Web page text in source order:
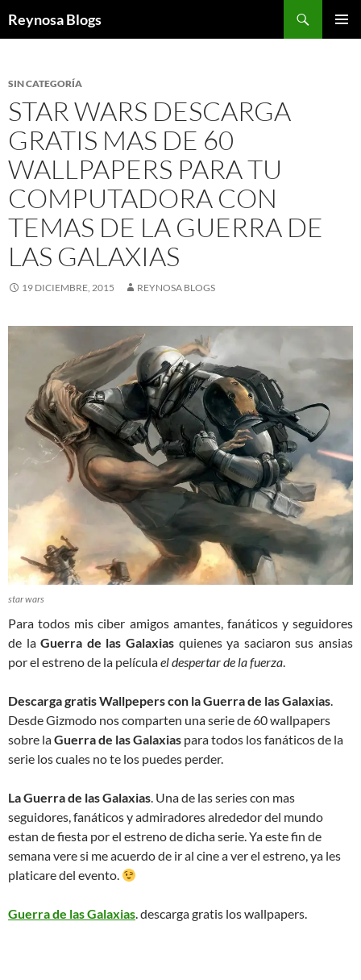
Reynosa Blogs
SIN CATEGORÍA
STAR WARS DESCARGA
GRATIS MAS DE 60
WALLPAPERS PARA TU
COMPUTADORA CON
TEMAS DE LA GUERRA DE
LAS GALAXIAS
19 DICIEMBRE, 2015 REYNOSA BLOGS
star wars
Para todos mis ciber amigos amantes, fanáticos y seguidores
de laGuerra de las Galaxias quienes ya saciaron sus ansias
por el estreno de la películael despertar de la fuerza.
Descarga gratis Wallpepers con la Guerra de las Galaxias.
Desde Gizmodo nos comparten una serie de 60 wallpapers
sobre laGuerra de las Galaxias para todos los fanáticos de la
serie los cuales no te los puedes perder.
La Guerra de las Galaxias. Una de las series con mas
seguidores, fanáticos y admiradores alrededor del mundo
estan de fiesta por el estreno de dicha serie. Ya este fin de
semana vere si me acuerdo de ir al cine a ver el estreno, ya les
platicare del evento.
Guerra de las Galaxias. descarga gratis los wallpapers.